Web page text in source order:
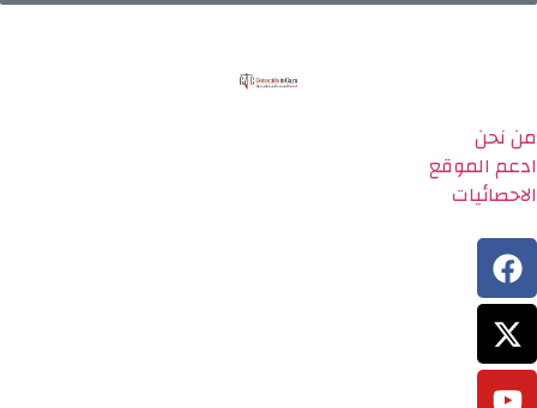
من نحن
ادعم الموقع
الاحصائيات